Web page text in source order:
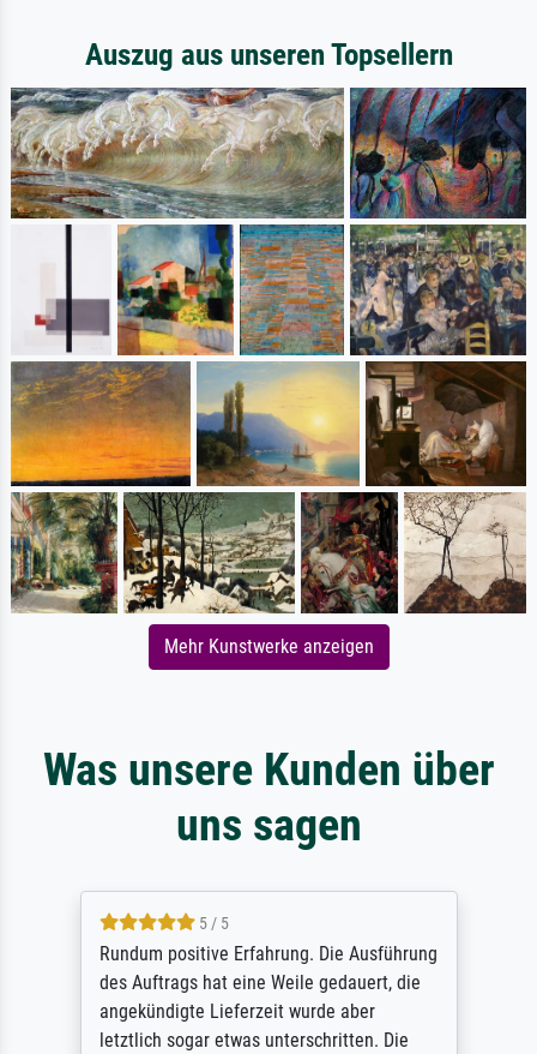
Auszug aus unseren Topsellern
Mehr Kunstwerke anzeigen
Was unsere Kunden über
uns sagen
5 / 5
Rundum positive Erfahrung. Die Ausführung
des Auftrags hat eine Weile gedauert, die
angekündigte Lieferzeit wurde aber
letztlich sogar etwas unterschritten. Die